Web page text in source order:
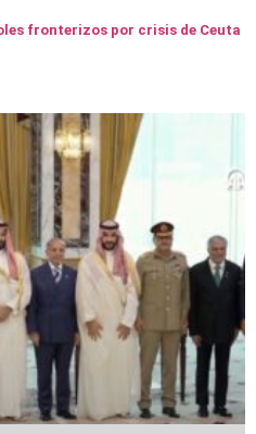
fronterizos por crisis de Ceuta